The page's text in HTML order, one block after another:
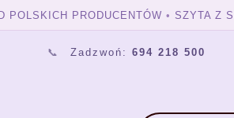
POLSKICH PRODUCENTÓW • SZYTA Z
📞 Zadzwoń: 694 218 500